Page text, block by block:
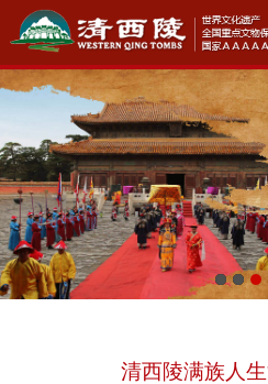
清西陵满族人